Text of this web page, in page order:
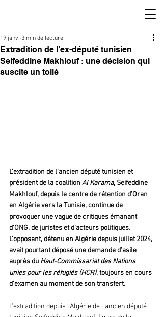
Extradition de l’ex-député tunisien
Seifeddine Makhlouf : une décision qui
suscite un tollé
19 janv. 3 min de lecture
L’extradition de l’ancien député tunisien et
président de la coalition Al Karama, Seifeddine
Makhlouf, depuis le centre de rétention d’Oran
en Algérie vers la Tunisie, continue de
provoquer une vague de critiques émanant
d’ONG, de juristes et d’acteurs politiques.
L’opposant, détenu en Algérie depuis juillet 2024,
avait pourtant déposé une demande d’asile
auprès du Haut-Commissariat des Nations
unies pour les réfugiés (HCR), toujours en cours
d’examen au moment de son transfert.
L’extradition depuis l’Algérie de l’ancien député